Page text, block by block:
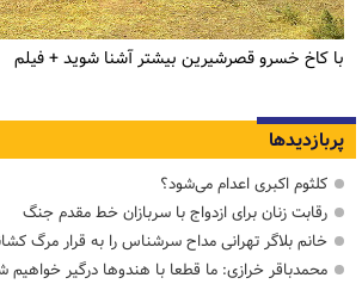
با کاخ خسرو قصرشیرین بیشتر آشنا شوید + فیلم
پربازدیدها
کلثوم اکبری اعدام می‌شود؟
رقابت زنان برای ازدواج با سربازان خط مقدم جنگ
خانم بلاگر تهرانی مداح سرشناس را به قرار مرگ
محمدباقر خرازی: ما قطعا با هندوها درگیر خواهیم